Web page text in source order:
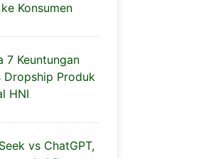
Konsumen
7 Keuntungan
Dropship Produk
HNI
vs ChatGPT,